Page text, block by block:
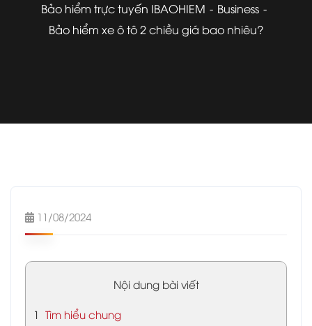
Bảo hiểm trực tuyến IBAOHIEM
Business
Bảo hiểm xe ô tô 2 chiều giá bao nhiêu?
11/08/2024
Nội dung bài viết
1 Tìm hiểu chung